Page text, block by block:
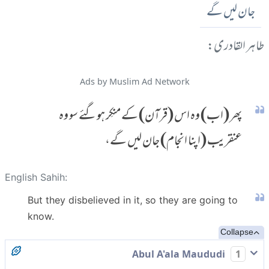
جان لیں گے
طاہر القادری:
Ads by Muslim Ad Network
پھر (اب) وہ اس (قرآن) کے منکِر ہوگئے سو وہ
عنقریب (اپنا انجام) جان لیں گے،
English Sahih:
But they disbelieved in it, so they are going to
know.
Collapse
1